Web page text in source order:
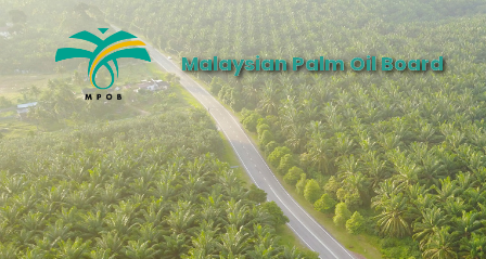
Malaysian Palm Oil Board